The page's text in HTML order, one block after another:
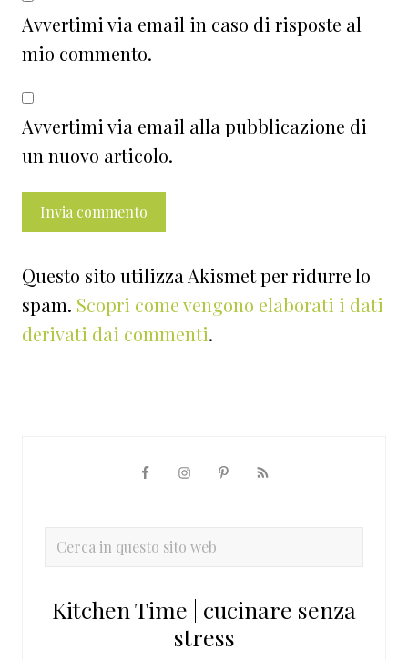
Avvertimi via email in caso di risposte al
mio commento.
Avvertimi via email alla pubblicazione di
un nuovo articolo.
Questo sito utilizza Akismet per ridurre lo
spam. Scopri come vengono elaborati i dati
derivati dai commenti.
primaria
Cerca
sito
Kitchen Time | cucinare senza
stress